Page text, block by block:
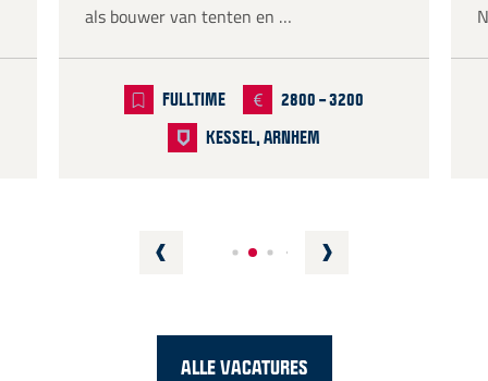
als bouwer van tenten en …
FULLTIME
2800 – 3200
KESSEL, ARNHEM
ALLE VACATURES